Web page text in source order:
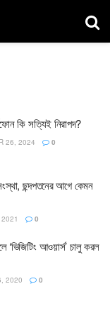
কি সত্যিই নিরাপদ?
26, 2024 0
ছন্দপতনের আগে কেমন
0
আওয়ার্স’ চালু করল
2020 0